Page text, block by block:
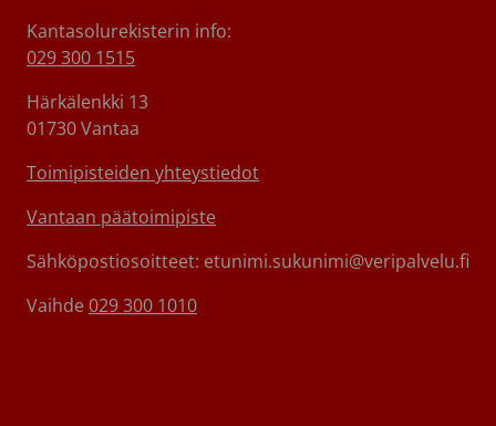
Kantasolurekisterin info:
029 300 1515
Härkälenkki 13
01730 Vantaa
Toimipisteiden yhteystiedot
Vantaan päätoimipiste
Sähköpostiosoitteet: etunimi.sukunimi@veripalvelu.fi
Vaihde 029 300 1010